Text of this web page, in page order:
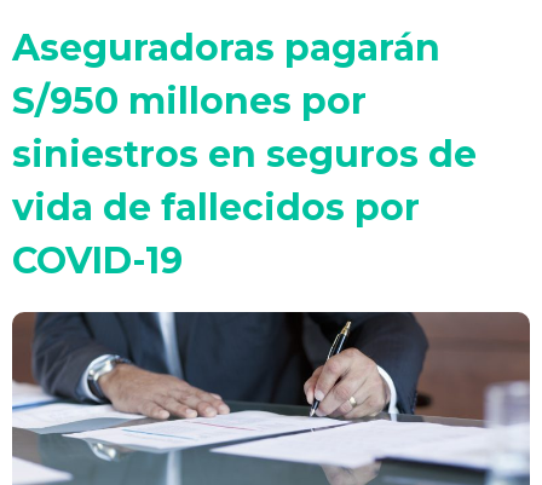
Aseguradoras pagarán
S/950 millones por
siniestros en seguros de
vida de fallecidos por
COVID-19